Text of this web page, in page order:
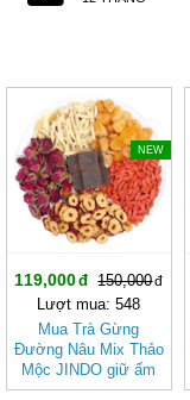
-20%
NEW
119,000
150,000
Lượt mua: 548
Mua Trà Gừng
Đường Nâu Mix Thảo
Mộc JINDO giữ ấm
cơ thể, tốt cho sức